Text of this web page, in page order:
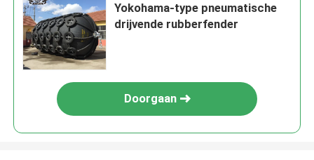
Yokohama-type pneumatische
drijvende rubberfender
Doorgaan